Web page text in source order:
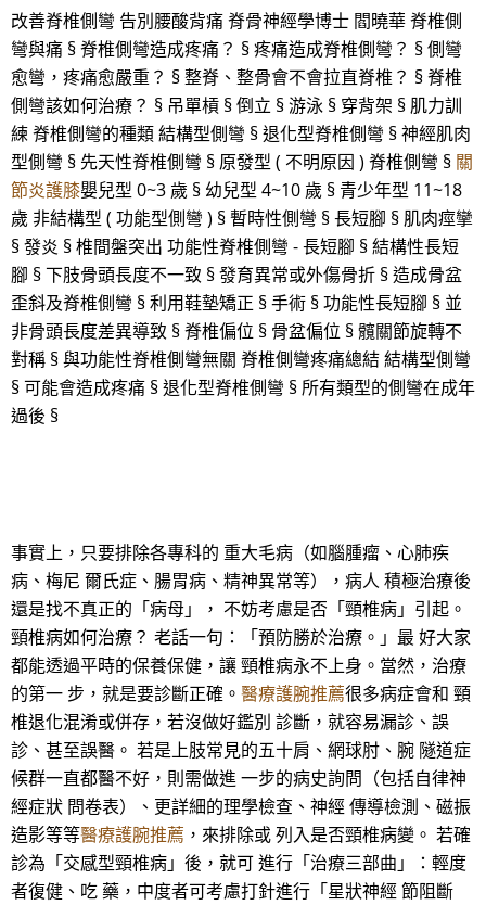
改善脊椎側彎 告別腰酸背痛 脊骨神經學博士 閻曉華 脊椎側
彎與痛 § 脊椎側彎造成疼痛？ § 疼痛造成脊椎側彎？ § 側彎
愈彎，疼痛愈嚴重？ § 整脊、整骨會不會拉直脊椎？ § 脊椎
側彎該如何治療？ § 吊單槓 § 倒立 § 游泳 § 穿背架 § 肌力訓
練 脊椎側彎的種類 結構型側彎 § 退化型脊椎側彎 § 神經肌肉
型側彎 § 先天性脊椎側彎 § 原發型 ( 不明原因 ) 脊椎側彎 § 關
節炎護膝嬰兒型 0~3 歲 § 幼兒型 4~10 歲 § 青少年型 11~18
歲 非結構型 ( 功能型側彎 ) § 暫時性側彎 § 長短腳 § 肌肉痙攣
§ 發炎 § 椎間盤突出 功能性脊椎側彎 - 長短腳 § 結構性長短
腳 § 下肢骨頭長度不一致 § 發育異常或外傷骨折 § 造成骨盆
歪斜及脊椎側彎 § 利用鞋墊矯正 § 手術 § 功能性長短腳 § 並
非骨頭長度差異導致 § 脊椎偏位 § 骨盆偏位 § 髖關節旋轉不
對稱 § 與功能性脊椎側彎無關 脊椎側彎疼痛總結 結構型側彎
§ 可能會造成疼痛 § 退化型脊椎側彎 § 所有類型的側彎在成年
過後 §
事實上，只要排除各專科的 重大毛病（如腦腫瘤、心肺疾
病、梅尼 爾氏症、腸胃病、精神異常等），病人 積極治療後
還是找不真正的「病母」， 不妨考慮是否「頸椎病」引起。
頸椎病如何治療？ 老話一句：「預防勝於治療。」最 好大家
都能透過平時的保養保健，讓 頸椎病永不上身。當然，治療
的第一 步，就是要診斷正確。 醫療護腕推薦很多病症會和 頸
椎退化混淆或併存，若沒做好鑑別 診斷，就容易漏診、誤
診、甚至誤醫。 若是上肢常見的五十肩、網球肘、腕 隧道症
候群一直都醫不好，則需做進 一步的病史詢問（包括自律神
經症狀 問卷表）、更詳細的理學檢查、神經 傳導檢測、磁振
造影等等醫療護腕推薦 ，來排除或 列入是否頸椎病變。 若確
診為「交感型頸椎病」後，就可 進行「治療三部曲」：輕度
者復健、吃 藥，中度者可考慮打針進行「星狀神經 節阻斷